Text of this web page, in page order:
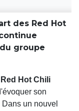
des Red Hot
groupe
Red Hot Chili
son
un nouvel